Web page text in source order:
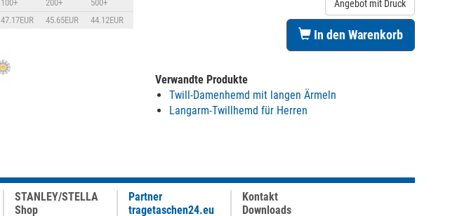
100+ 200+
500+
47.17EUR 45.65EUR 44.12EUR
Angebot mit Druck
In den Warenkorb
Verwandte Produkte
Twill-Damenhemd mit langen Ärmeln
Langarm-Twillhemd für Herren
STANLEY/STELLA
Shop
Partner
tragetaschen24.eu
Kontakt
Downloads